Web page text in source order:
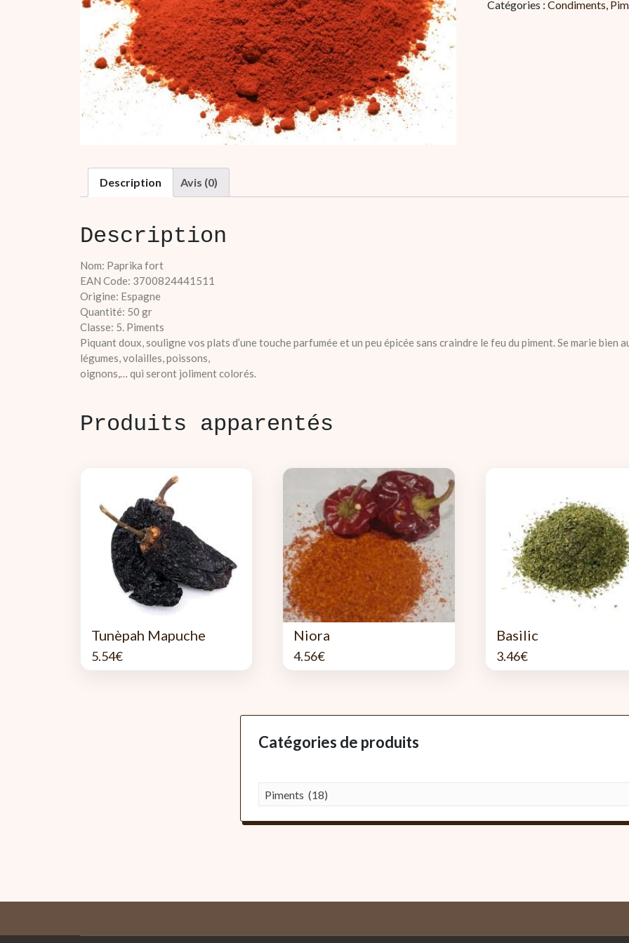
fort
Catégories :Condiments
Description Avis (0)
Description
Nom: Paprika fort
EAN Code: 3700824441511
Origine: Espagne
Quantité: 50 gr
Classe: 5. Piments
Piquant doux, souligne vos plats d’une touche parfumée et un peu épicée sans craindre le feu du piment. Se marie bien
légumes, volailles, poissons,
oignons,… qui seront joliment colorés.
Produits apparentés
Tunèpah Mapuche
5.54€
Niora
4.56€
Basilic
3.46€
Catégories de produits
Piments (18)